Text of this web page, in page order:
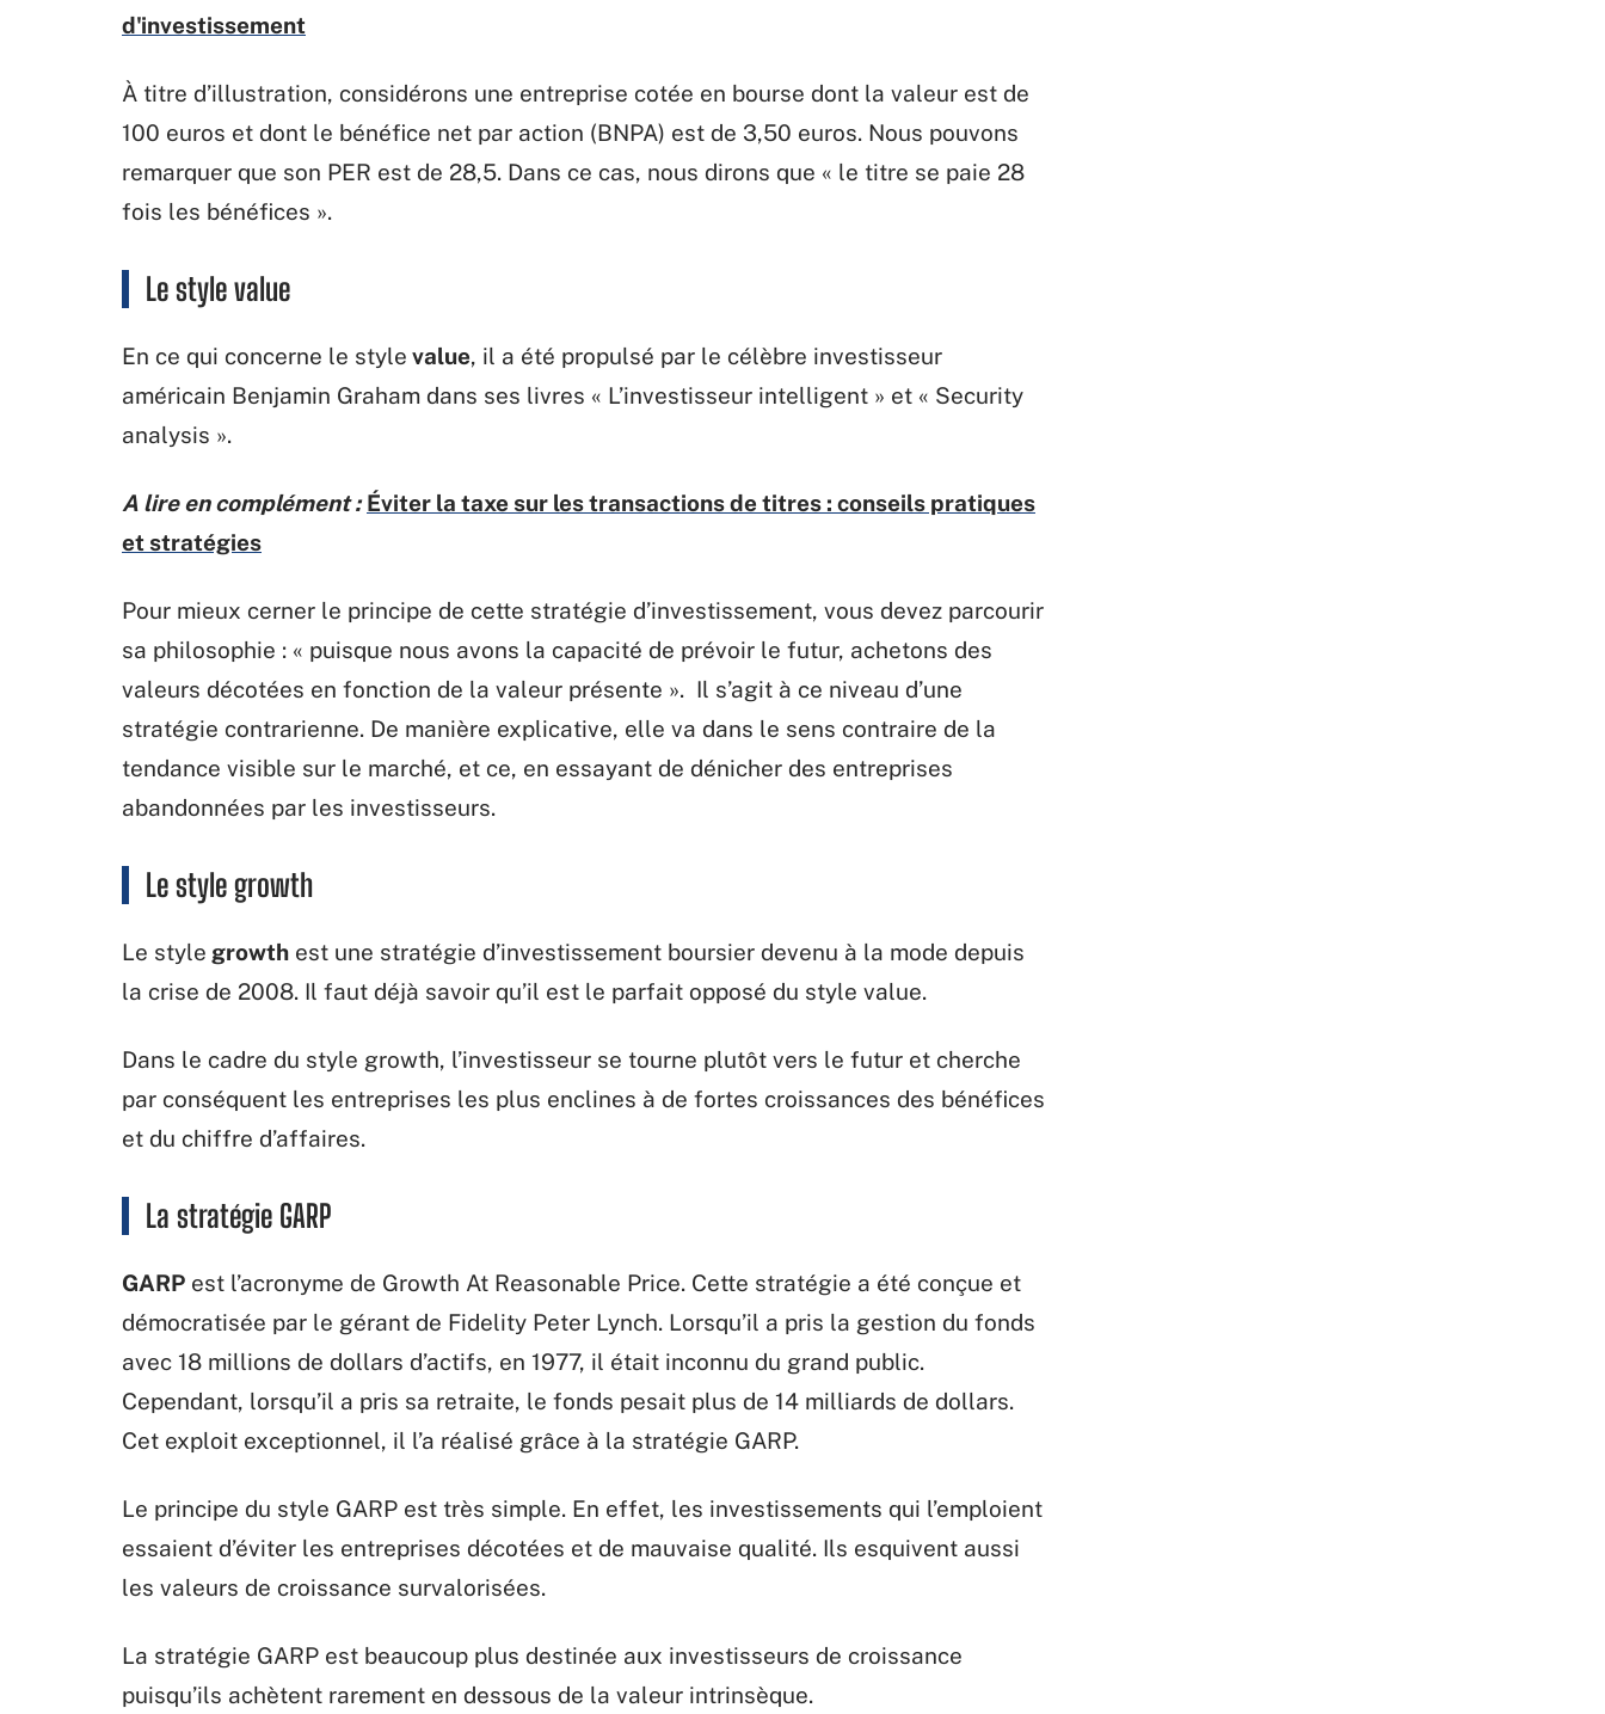
d'investissement
À titre d’illustration, considérons une entreprise cotée en bourse dont la valeur est de
100 euros et dont le bénéfice net par action (BNPA) est de 3,50 euros. Nous pouvons
remarquer que son PER est de 28,5. Dans ce cas, nous dirons que « le titre se paie 28
fois les bénéfices ».
Le style value
En ce qui concerne le style value, il a été propulsé par le célèbre investisseur
américain Benjamin Graham dans ses livres « L’investisseur intelligent » et « Security
analysis ».
A lire en complément : Éviter la taxe sur les transactions de titres : conseils pratiques
et stratégies
Pour mieux cerner le principe de cette stratégie d’investissement, vous devez parcourir
sa philosophie : « puisque nous avons la capacité de prévoir le futur, achetons des
valeurs décotées en fonction de la valeur présente ». Il s’agit à ce niveau d’une
stratégie contrarienne. De manière explicative, elle va dans le sens contraire de la
tendance visible sur le marché, et ce, en essayant de dénicher des entreprises
abandonnées par les investisseurs.
Le style growth
Le style growth est une stratégie d’investissement boursier devenu à la mode depuis
la crise de 2008. Il faut déjà savoir qu’il est le parfait opposé du style value.
Dans le cadre du style growth, l’investisseur se tourne plutôt vers le futur et cherche
par conséquent les entreprises les plus enclines à de fortes croissances des bénéfices
et du chiffre d’affaires.
La stratégie GARP
GARP est l’acronyme de Growth At Reasonable Price. Cette stratégie a été conçue et
démocratisée par le gérant de Fidelity Peter Lynch. Lorsqu’il a pris la gestion du fonds
avec 18 millions de dollars d’actifs, en 1977, il était inconnu du grand public.
Cependant, lorsqu’il a pris sa retraite, le fonds pesait plus de 14 milliards de dollars.
Cet exploit exceptionnel, il l’a réalisé grâce à la stratégie GARP.
Le principe du style GARP est très simple. En effet, les investissements qui l’emploient
essaient d’éviter les entreprises décotées et de mauvaise qualité. Ils esquivent aussi
les valeurs de croissance survalorisées.
La stratégie GARP est beaucoup plus destinée aux investisseurs de croissance
puisqu’ils achètent rarement en dessous de la valeur intrinsèque.